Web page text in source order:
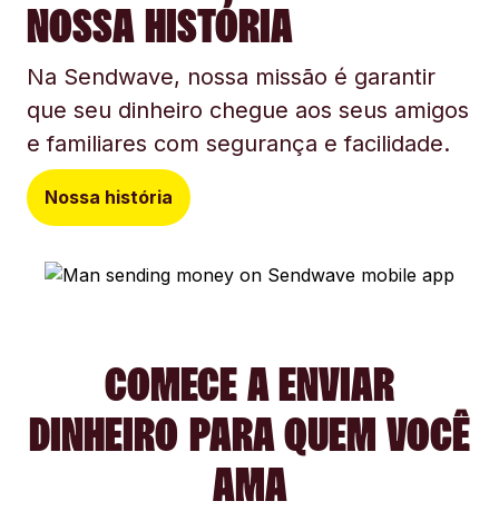
NOSSA HISTÓRIA
Na Sendwave, nossa missão é garantir
que seu dinheiro chegue aos seus amigos
e familiares com segurança e facilidade.
Nossa história
COMECE A ENVIAR
DINHEIRO PARA QUEM VOCÊ
AMA